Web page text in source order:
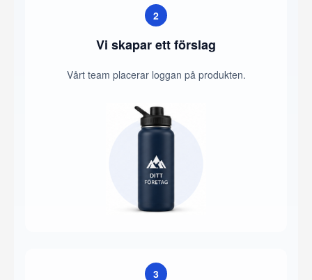
2
Vi skapar ett förslag
Vårt team placerar loggan på produkten.
3